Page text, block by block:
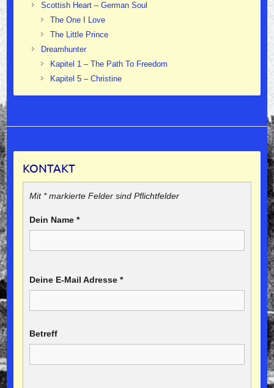
Scottish Heart – German Soul
The One I Love
The Little Prince
Dreamhunter
Kapitel 1 – The Path To Freedom
Kapitel 5 – Christine
KONTAKT
Mit * markierte Felder sind Pflichtfelder
Dein Name *
Deine E-Mail Adresse *
Betreff